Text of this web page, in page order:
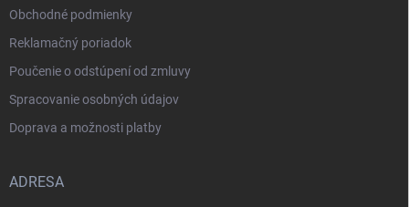
Obchodné podmienky
Reklamačný poriadok
Poučenie o odstúpení od zmluvy
Spracovanie osobných údajov
Doprava a možnosti platby
ADRESA